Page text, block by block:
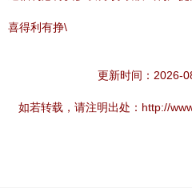
喜得利有挣\
更新时间：2026-
如若转载，请注明出处：http://